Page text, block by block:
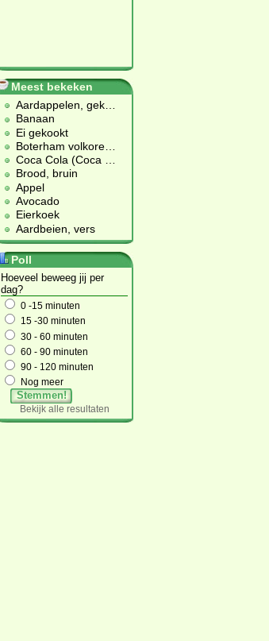
Meest bekeken
Aardappelen, gek
Banaan
Ei gekookt
Boterham volkore
Coca Cola (Coca
Brood, bruin
Appel
Avocado
Eierkoek
Aardbeien, vers
Poll
Hoeveel beweeg jij per
dag?
0 -15 minuten
15 -30 minuten
30 - 60 minuten
60 - 90 minuten
90 - 120 minuten
Nog meer
Stemmen!
Bekijk alle resultaten